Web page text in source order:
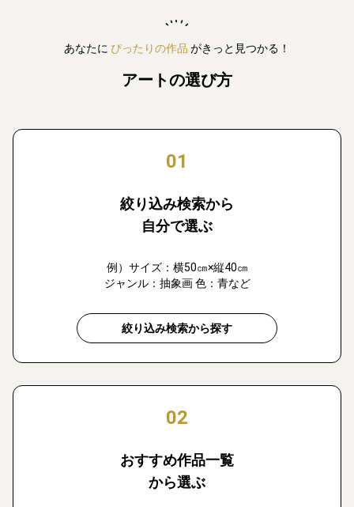
あなたに ぴったりの作品 がきっと見つかる！
アートの選び方
01
絞り込み検索から
自分で選ぶ
例）サイズ：横50㎝×縦40㎝
ジャンル：抽象画 色：青など
絞り込み検索から探す
02
おすすめ作品一覧
から選ぶ